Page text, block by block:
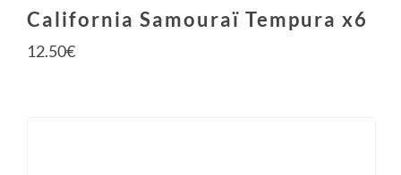
California Samouraï Tempura x6
12.50€